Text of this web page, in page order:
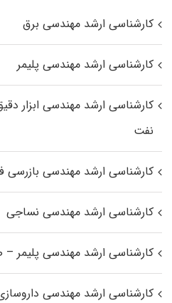
کارشناسی ارشد مهندسی برق
کارشناسی ارشد مهندسی پلیمر
کارشناسی ارشد مهندسی ابزار
نفت
کارشناسی ارشد مهندسی بازرسی
کارشناسی ارشد مهندسی نساجی
کارشناسی ارشد مهندسی پلیمر –
کارشناسی ارشد مهندسی